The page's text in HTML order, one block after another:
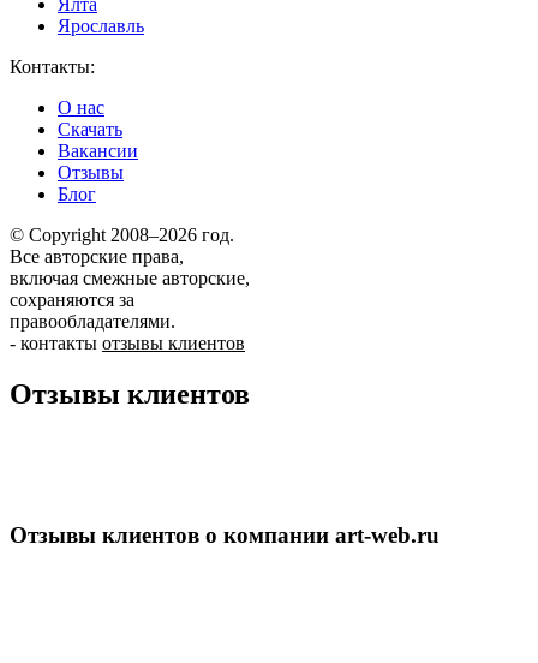
Ялта
Ярославль
Контакты:
О нас
Скачать
Вакансии
Отзывы
Блог
© Copyright 2008–2026 год.
Все авторские права,
включая смежные авторские,
сохраняются за
правообладателями.
- контакты отзывы клиентов
Отзывы клиентов
Отзывы клиентов о компании art-web.ru